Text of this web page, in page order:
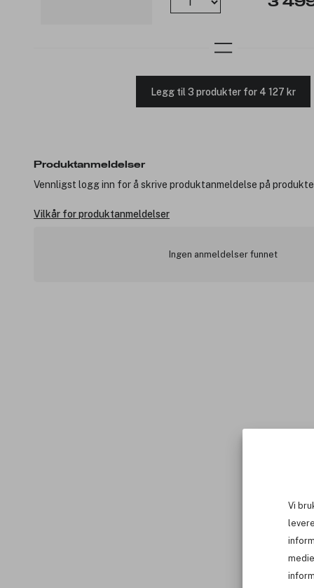
Vi
Legg til 3 produkter for 4 127 kr
Produktanmeldelser
Vennligst logg inn for å skrive produktanmeldelse på
Vilkår for produktanmeldelser
Ingen anmeldelser funnet